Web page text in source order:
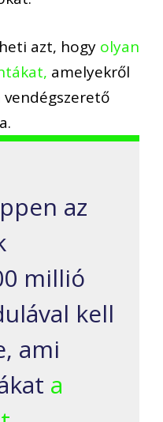
azt, hogy olyan
amelyekről
az
millió
kell
ami
a